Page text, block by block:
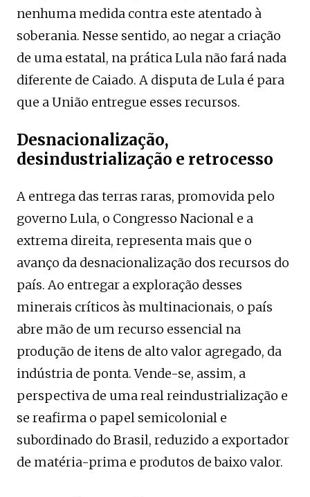
nenhuma medida contra este atentado à
soberania. Nesse sentido, ao negar a criação
de uma estatal, na prática Lula não fará nada
diferente de Caiado. A disputa de Lula é para
que a União entregue esses recursos.
Desnacionalização,
desindustrialização e retrocesso
A entrega das terras raras, promovida pelo
governo Lula, o Congresso Nacional e a
extrema direita, representa mais que o
avanço da desnacionalização dos recursos do
país. Ao entregar a exploração desses
minerais críticos às multinacionais, o país
abre mão de um recurso essencial na
produção de itens de alto valor agregado, da
indústria de ponta. Vende-se, assim, a
perspectiva de uma real reindustrialização e
se reafirma o papel semicolonial e
subordinado do Brasil, reduzido a exportador
de matéria-prima e produtos de baixo valor.